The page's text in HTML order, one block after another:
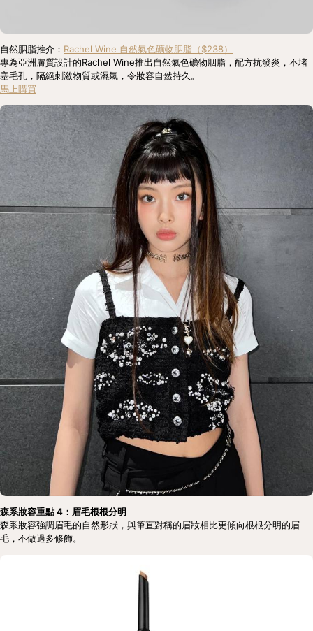
自然胭脂推介： Rachel Wine 自然氣色礦物胭脂（$238）
專為亞洲膚質設計的Rachel Wine推出自然氣色礦物胭脂，配方抗發炎，不堵
塞毛孔，隔絕刺激物質或濕氣，令妝容自然持久。
馬上購買
森系妝容重點 4：眉毛根根分明
森系妝容強調眉毛的自然形狀，與筆直對稱的眉妝相比更傾向根根分明的眉
毛，不做過多修飾。